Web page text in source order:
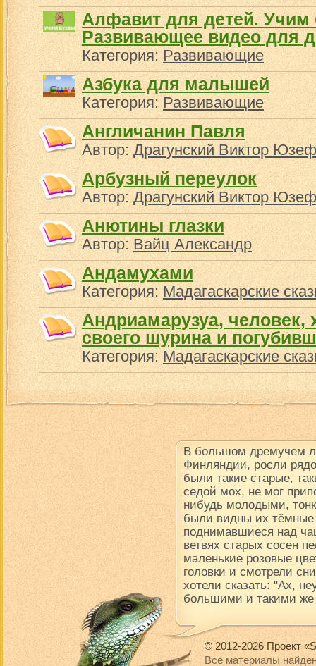
Алфавит для детей. Учим
Развивающее видео для
Категория:Развивающие
Азбука для малышей
Категория:Развивающие
Англичанин Павля
Автор:Драгунский Виктор
Арбузный переулок
Автор:Драгунский Виктор
Анютины глазки
Автор:Вайц Александр
Андамухами
Категория:Мадагаскарские
Андриамарузуа, человек,
своего шурина и
Категория:Мадагаскарские
В большом дремучем
Финляндии, росли
были такие старые,
седой мох, не мог
нибудь молодыми,
были видны их
поднимавшиеся над
ветвях старых сосен
маленькие розовые
головки и смотрели
хотели сказать: "Ах,
большими и такими
© 2012-2026 Проект
Все материалы